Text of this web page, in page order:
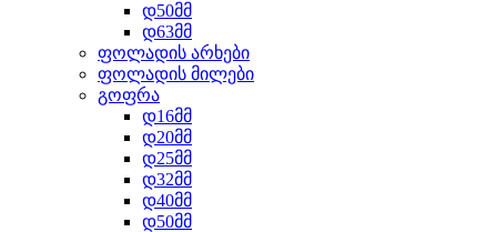
დ50მმ
დ63მმ
ფოლადის არხები
ფოლადის მილები
გოფრა
დ16მმ
დ20მმ
დ25მმ
დ32მმ
დ40მმ
დ50მმ